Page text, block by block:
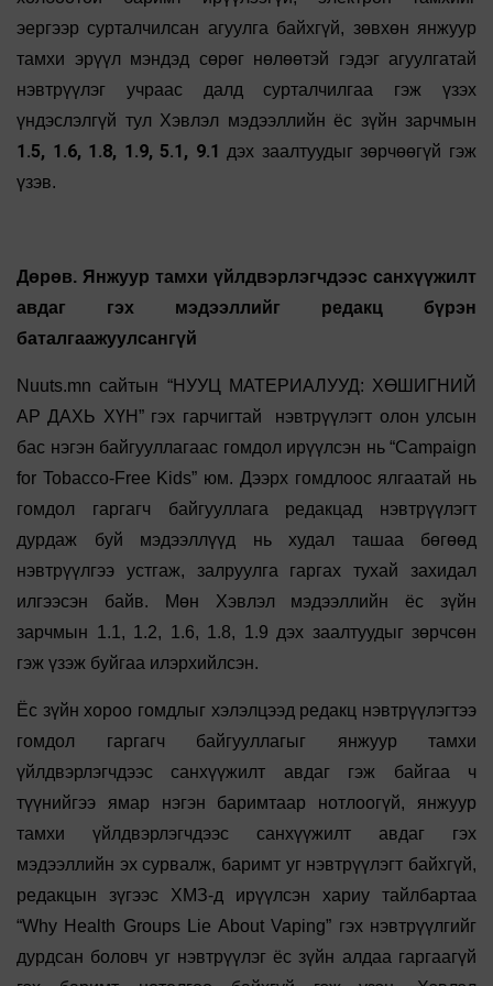
эергээр сурталчилсан агуулга байхгүй, зөвхөн янжуур
тамхи эрүүл мэндэд сөрөг нөлөөтэй гэдэг агуулгатай
нэвтрүүлэг учраас далд сурталчилгаа гэж үзэх
үндэслэлгүй тул Хэвлэл мэдээллийн ёс зүйн зарчмын
1.5, 1.6, 1.8, 1.9, 5.1, 9.1дэх заалтуудыг зөрчөөгүй гэж
үзэв.
Дөрөв. Янжуур тамхи үйлдвэрлэгчдээс санхүүжилт
авдаг гэх мэдээллийг редакц бүрэн
баталгаажуулсангүй
Nuuts.mn сайтын “НУУЦ МАТЕРИАЛУУД: ХӨШИГНИЙ
АР ДАХЬ ХҮН” гэх гарчигтай нэвтрүүлэгт олон улсын
бас нэгэн байгууллагаас гомдол ирүүлсэн нь “Campaign
for Tobacco-Free Kids” юм. Дээрх гомдлоос ялгаатай нь
гомдол гаргагч байгууллага редакцад нэвтрүүлэгт
дурдаж буй мэдээллүүд нь худал ташаа бөгөөд
нэвтрүүлгээ устгаж, залруулга гаргах тухай захидал
илгээсэн байв. Мөн Хэвлэл мэдээллийн ёс зүйн
зарчмын 1.1, 1.2, 1.6, 1.8, 1.9 дэх заалтуудыг зөрчсөн
гэж үзэж буйгаа илэрхийлсэн.
Ёс зүйн хороо гомдлыг хэлэлцээд редакц нэвтрүүлэгтээ
гомдол гаргагч байгууллагыг янжуур тамхи
үйлдвэрлэгчдээс санхүүжилт авдаг гэж байгаа ч
түүнийгээ ямар нэгэн баримтаар нотлоогүй, янжуур
тамхи үйлдвэрлэгчдээс санхүүжилт авдаг гэх
мэдээллийн эх сурвалж, баримт уг нэвтрүүлэгт байхгүй,
редакцын зүгээс ХМЗ-д ирүүлсэн хариу тайлбартаа
“Why Health Groups Lie About Vaping” гэх нэвтрүүлгийг
дурдсан боловч уг нэвтрүүлэг ёс зүйн алдаа гаргаагүй